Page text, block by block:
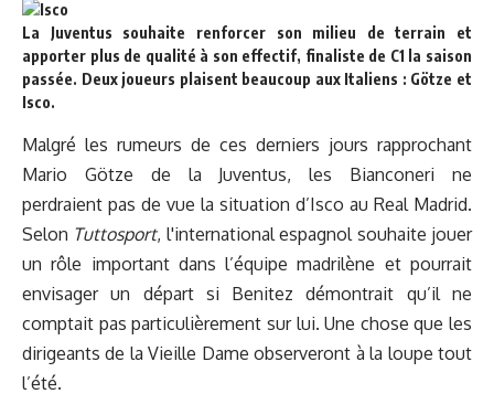
La Juventus souhaite renforcer son milieu de terrain et
apporter plus de qualité à son effectif, finaliste de C1 la saison
passée. Deux joueurs plaisent beaucoup aux Italiens : Götze et
Isco.
Malgré les rumeurs de ces derniers jours rapprochant
Mario Götze de la Juventus, les Bianconeri ne
perdraient pas de vue la situation d’Isco au Real Madrid.
Selon Tuttosport, l'international espagnol souhaite jouer
un rôle important dans l’équipe madrilène et pourrait
envisager un départ si Benitez démontrait qu’il ne
comptait pas particulièrement sur lui. Une chose que les
dirigeants de la Vieille Dame observeront à la loupe tout
l’été.